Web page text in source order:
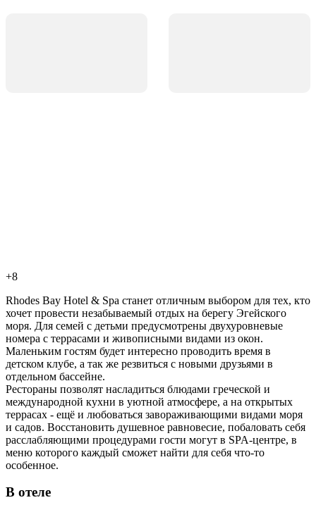
+8
Rhodes Bay Hotel & Spa станет отличным выбором для тех, кто
хочет провести незабываемый отдых на берегу Эгейского
моря. Для семей с детьми предусмотрены двухуровневые
номера с террасами и живописными видами из окон.
Маленьким гостям будет интересно проводить время в
детском клубе, а так же резвиться с новыми друзьями в
отдельном бассейне.
Рестораны позволят насладиться блюдами греческой и
международной кухни в уютной атмосфере, а на открытых
террасах - ещё и любоваться завораживающими видами моря
и садов. Восстановить душевное равновесие, побаловать себя
расслабляющими процедурами гости могут в SPA-центре, в
меню которого каждый сможет найти для себя что-то
особенное.
В отеле